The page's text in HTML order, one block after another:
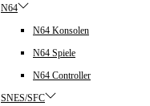
N64
N64 Konsolen
N64 Spiele
N64 Controller
SNES/SFC